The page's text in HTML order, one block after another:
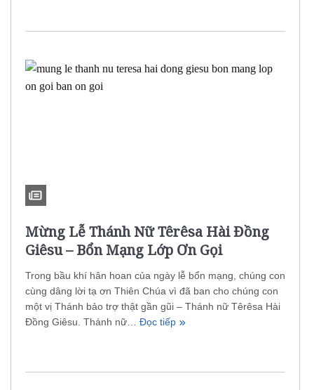
Mừng Lễ Thánh Nữ Têrêsa Hài Đồng
Giêsu – Bổn Mạng Lớp Ơn Gọi
Trong bầu khí hân hoan của ngày lễ bổn mạng, chúng con
cùng dâng lời tạ ơn Thiên Chúa vì đã ban cho chúng con
một vị Thánh bảo trợ thật gần gũi – Thánh nữ Têrêsa Hài
Đồng Giêsu. Thánh nữ… Đọc tiếp